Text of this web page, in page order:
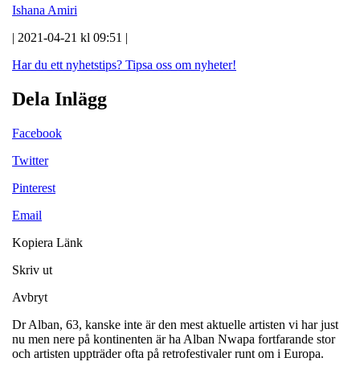
Ishana Amiri
| 2021-04-21 kl 09:51 |
Har du ett nyhetstips? Tipsa oss om nyheter!
Dela Inlägg
Facebook
Twitter
Pinterest
Email
Kopiera Länk
Skriv ut
Avbryt
Dr Alban, 63, kanske inte är den mest aktuelle artisten vi har just
nu men nere på kontinenten är ha Alban Nwapa fortfarande stor
och artisten uppträder ofta på retrofestivaler runt om i Europa.